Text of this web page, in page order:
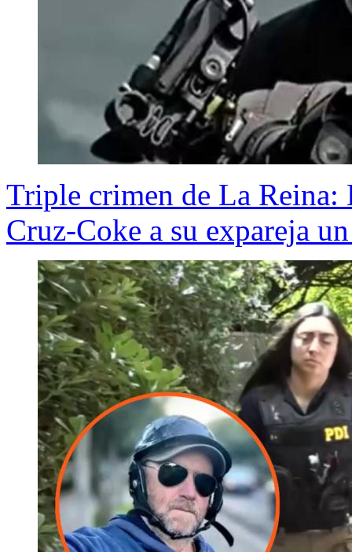
Triple crimen de La
Cruz-Coke a su expareja